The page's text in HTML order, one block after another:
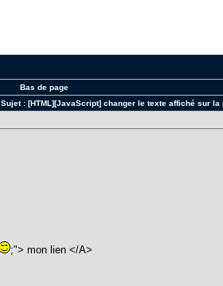
Bas de page
Sujet : [HTML][JavaScript] changer le texte affiché sur la
;"> mon lien </A>